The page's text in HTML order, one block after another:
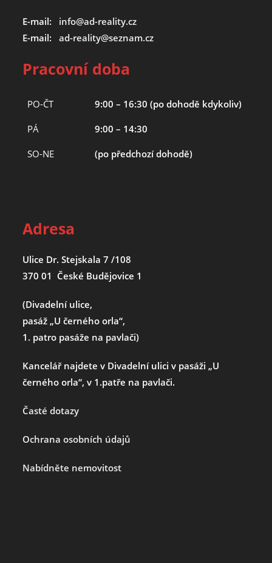
E-mail: info@ad-reality.cz
E-mail:ad-reality@seznam.cz
Pracovní doba
PO-ČT 9:00 – 16:30 (po dohodě kdykoliv)
PÁ 9:00 – 14:30
SO-NE (po předchozí dohodě)
Adresa
Ulice Dr. Stejskala 7 /108
370 01 České Budějovice 1
(Divadelní ulice,
pasáž „U černého orla“,
1. patro pasáže na pavlači)
Kancelář najdete v Divadelní ulici v pasáži „U
černého orla“, v 1.patře na pavlači.
Časté dotazy
Ochrana osobních údajů
Nabídněte nemovitost